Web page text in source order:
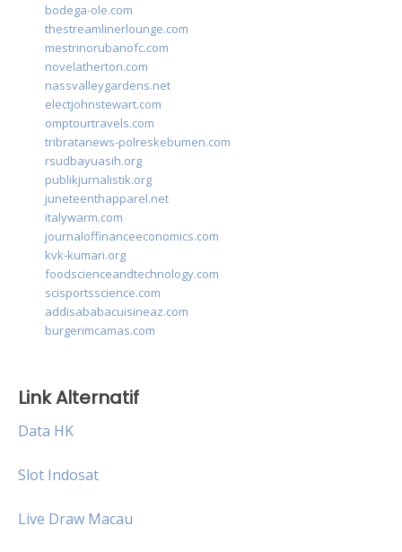
bodega-ole.com
thestreamlinerlounge.com
mestrinorubanofc.com
novelatherton.com
nassvalleygardens.net
electjohnstewart.com
omptourtravels.com
tribratanews-polreskebumen.com
rsudbayuasih.org
publikjurnalistik.org
juneteenthapparel.net
italywarm.com
journaloffinanceeconomics.com
kvk-kumari.org
foodscienceandtechnology.com
scisportsscience.com
addisababacuisineaz.com
burgerimcamas.com
Link Alternatif
Data HK
Slot Indosat
Live Draw Macau